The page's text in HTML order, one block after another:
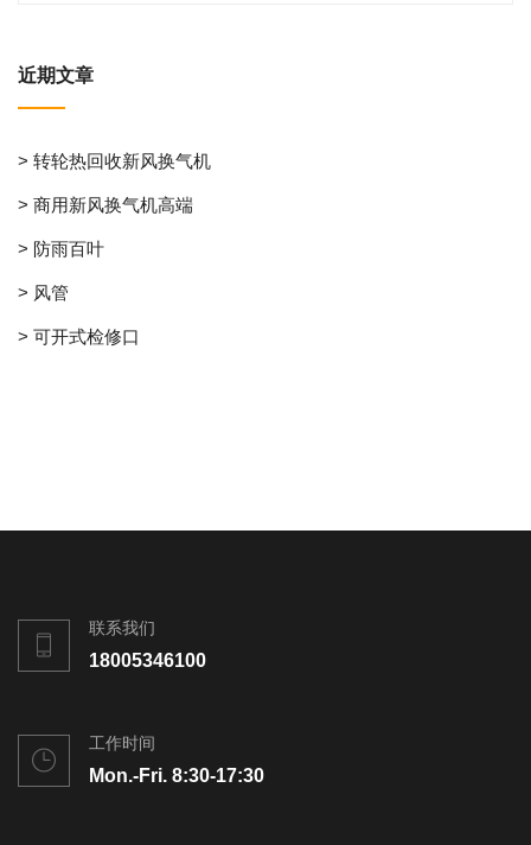
近期文章
> 转轮热回收新风换气机
> 商用新风换气机高端
> 防雨百叶
> 风管
> 可开式检修口
联系我们
18005346100
工作时间
Mon.-Fri. 8:30-17:30